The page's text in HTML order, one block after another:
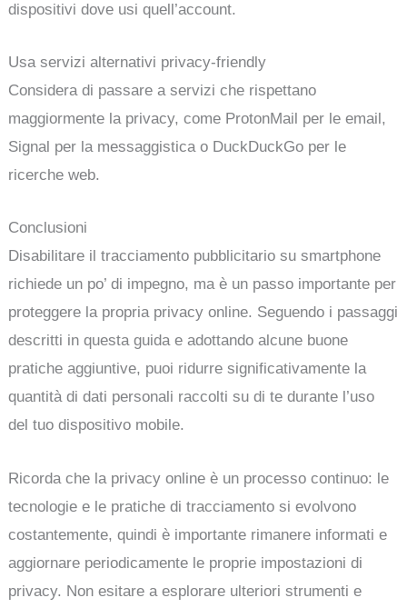
dispositivi dove usi quell’account.
Usa servizi alternativi privacy-friendly
Considera di passare a servizi che rispettano
maggiormente la privacy, come ProtonMail per le email,
Signal per la messaggistica o DuckDuckGo per le
ricerche web.
Conclusioni
Disabilitare il tracciamento pubblicitario su smartphone
richiede un po’ di impegno, ma è un passo importante per
proteggere la propria privacy online. Seguendo i passaggi
descritti in questa guida e adottando alcune buone
pratiche aggiuntive, puoi ridurre significativamente la
quantità di dati personali raccolti su di te durante l’uso
del tuo dispositivo mobile.
Ricorda che la privacy online è un processo continuo: le
tecnologie e le pratiche di tracciamento si evolvono
costantemente, quindi è importante rimanere informati e
aggiornare periodicamente le proprie impostazioni di
privacy. Non esitare a esplorare ulteriori strumenti e